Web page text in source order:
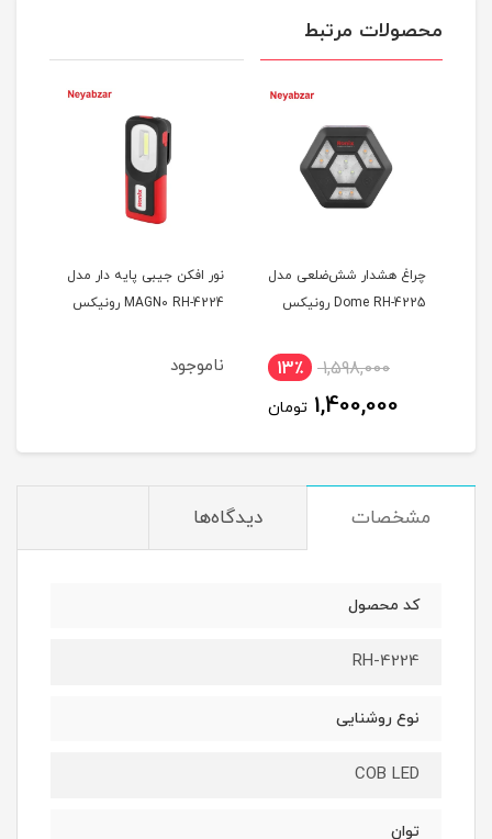
محصولات مرتبط
چراغ هشدار شش‌ضلعی مدل
Dome RH-4225 رونیکس
1,598,000 13٪
1,400,000 تومان
نور افکن جیبی پایه دار مدل
MAGN0 RH-4224 رونیکس
ناموجود
مشخصات دیدگاه‌ها
کد محصول
RH-4224
نوع روشنایی
COB LED
توان